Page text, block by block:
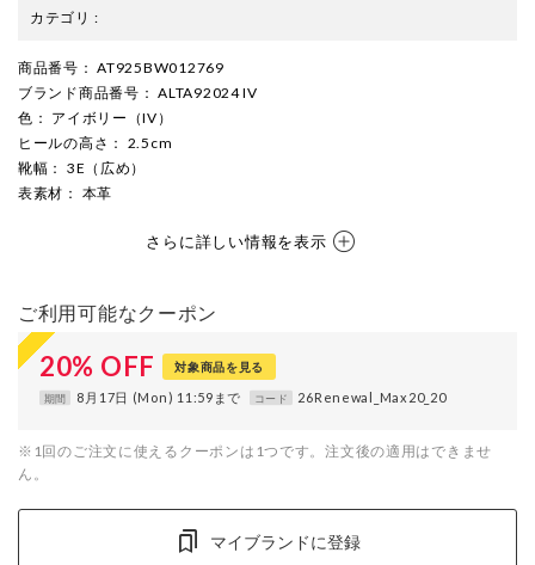
カテゴリ :
商品番号 ： AT925BW012769
ブランド商品番号 ： ALTA92024 IV
色 ： アイボリー（IV）
ヒールの高さ ： 2.5cm
靴幅 ： 3E（広め）
表素材 ： 本革
さらに詳しい情報を表示
ご利用可能なクーポン
20% OFF 対象商品を見る
期間 8月17日 (Mon) 11:59まで コード 26Renewal_Max20_20
※1回のご注文に使えるクーポンは1つです。注文後の適用はできませ
ん。
マイブランドに登録